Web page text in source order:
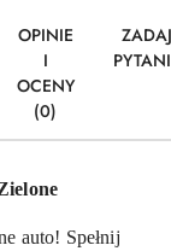
OPINIE
I
OCENY
(0)
auto! Spełnij